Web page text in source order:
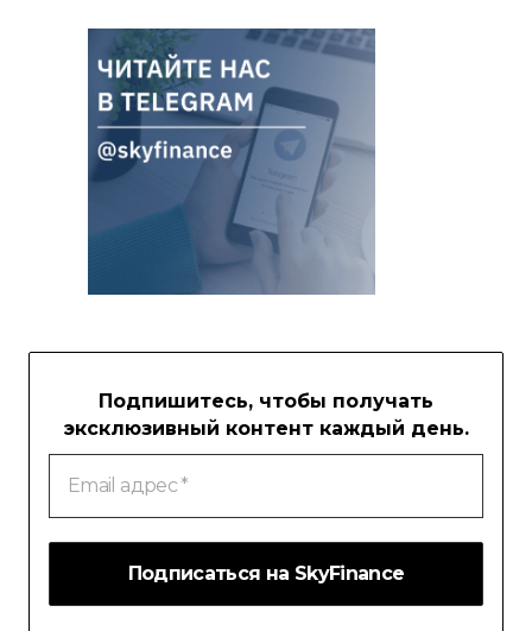
Подпишитесь, чтобы получать
эксклюзивный контент каждый день.
Email
адрес